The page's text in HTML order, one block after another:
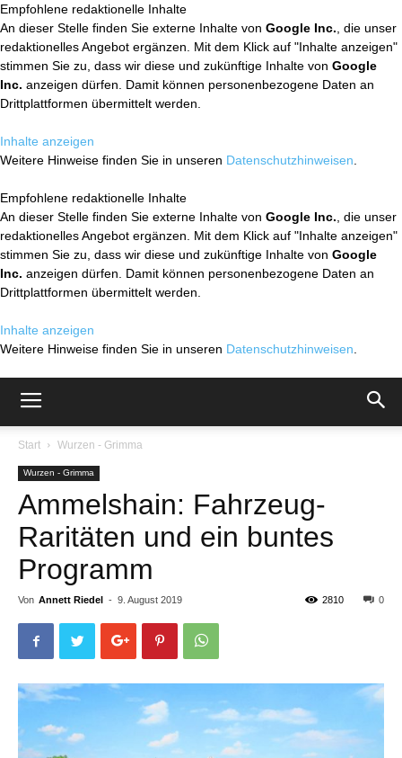
Empfohlene redaktionelle Inhalte
An dieser Stelle finden Sie externe Inhalte von Google Inc. , die unser
redaktionelles Angebot ergänzen. Mit dem Klick auf "Inhalte anzeigen"
stimmen Sie zu, dass wir diese und zukünftige Inhalte von Google
Inc. anzeigen dürfen. Damit können personenbezogene Daten an
Drittplattformen übermittelt werden.
Inhalte anzeigen
Weitere Hinweise finden Sie in unseren Datenschutzhinweisen
Empfohlene redaktionelle Inhalte
An dieser Stelle finden Sie externe Inhalte von Google Inc. , die unser
redaktionelles Angebot ergänzen. Mit dem Klick auf "Inhalte anzeigen"
stimmen Sie zu, dass wir diese und zukünftige Inhalte von Google
Inc. anzeigen dürfen. Damit können personenbezogene Daten an
Drittplattformen übermittelt werden.
Inhalte anzeigen
Weitere Hinweise finden Sie in unseren Datenschutzhinweisen
Start Wurzen - Grimma
Wurzen - Grimma
Ammelshain: Fahrzeug-
Raritäten und ein buntes
Programm
Von Annett Riedel - 9. August 2019 0
2810